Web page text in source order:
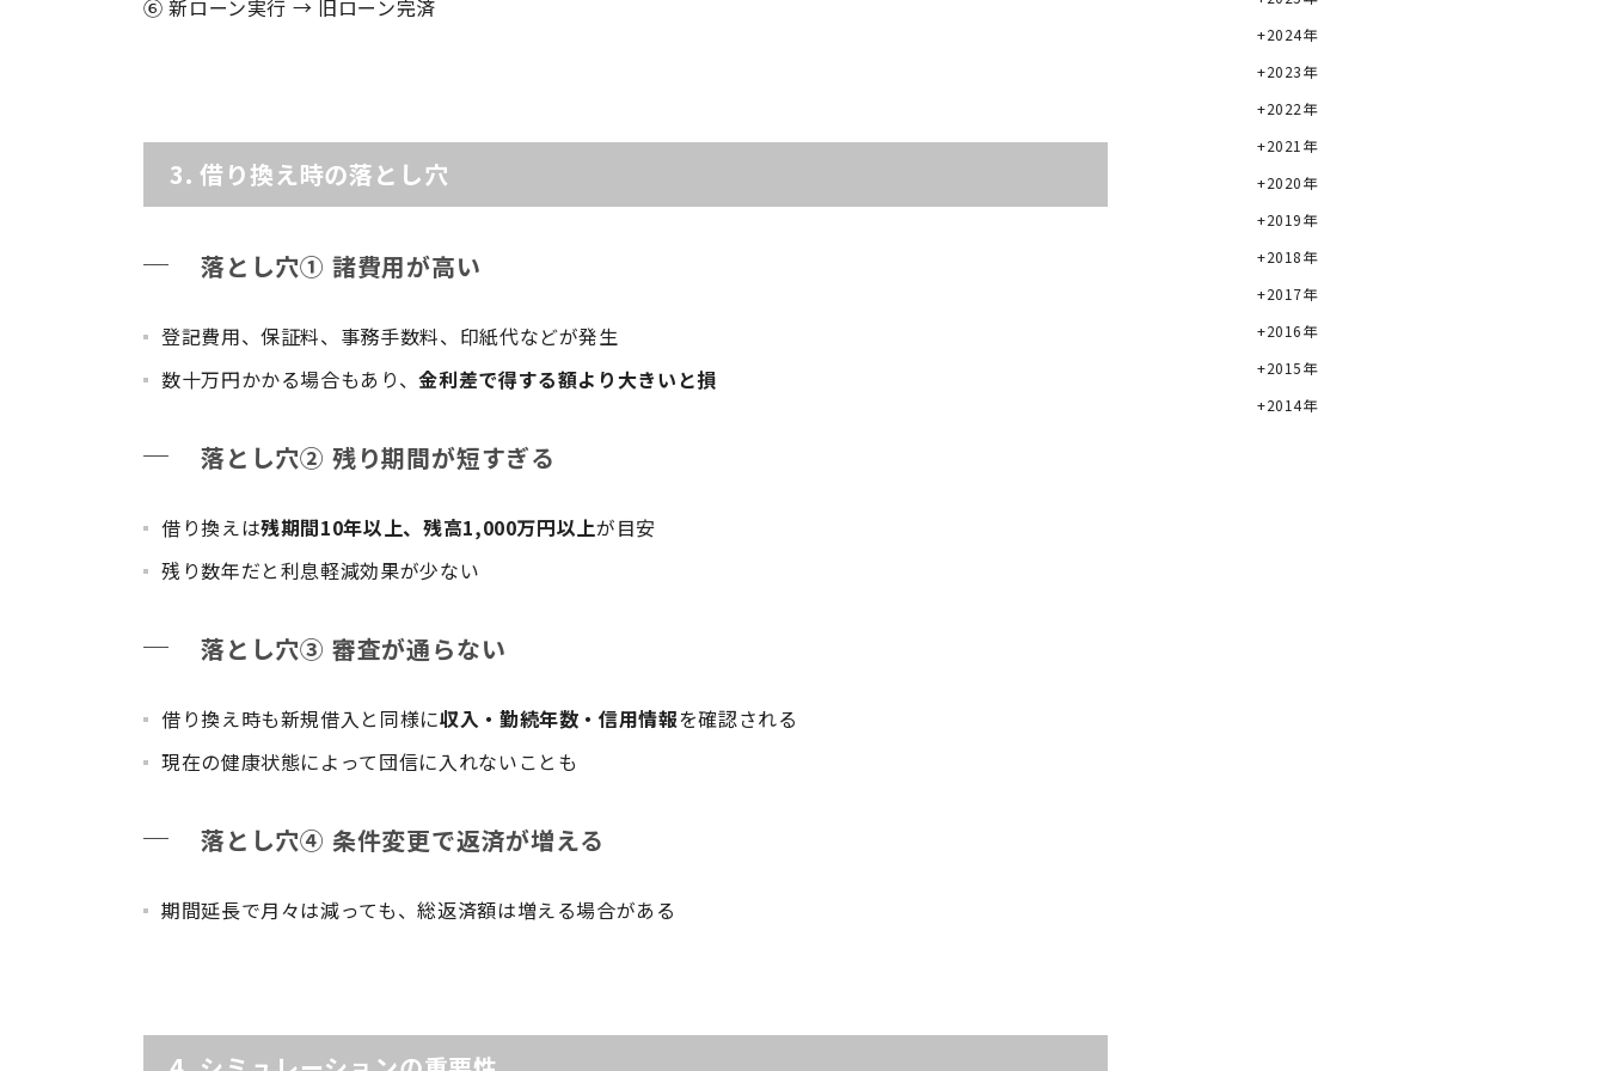
⑥ 新ローン実行 → 旧ローン完済
3. 借り換え時の落とし穴
落とし穴① 諸費用が高い
登記費用、保証料、事務手数料、印紙代などが発生
数十万円かかる場合もあり、金利差で得する額より大きいと損
落とし穴② 残り期間が短すぎる
借り換えは残期間10年以上、残高1,000万円以上が目安
残り数年だと利息軽減効果が少ない
落とし穴③ 審査が通らない
借り換え時も新規借入と同様に収入・勤続年数・信用情報を確認される
現在の健康状態によって団信に入れないことも
落とし穴④ 条件変更で返済が増える
期間延長で月々は減っても、総返済額は増える場合がある
2024年
2023年
2022年
2021年
2020年
2019年
2018年
2017年
2016年
2015年
2014年